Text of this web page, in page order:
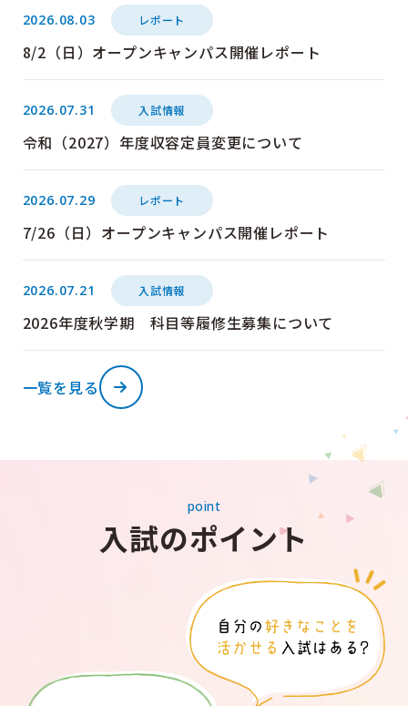
2026.08.03 レポート
8/2（日）オープンキャンパス開催レポート
2026.07.31 入試情報
令和（2027）年度収容定員変更について
2026.07.29 レポート
7/26（日）オープンキャンパス開催レポート
2026.07.21 入試情報
2026年度秋学期 科目等履修生募集について
一覧を見る
point
入試のポイント